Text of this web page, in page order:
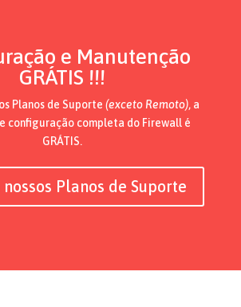
e Manutenção
GRÁTIS !!!
Planos de Suporte(exceto Remoto), a
configuração completa do Firewall é
GRÁTIS.
nossos Planos de Suporte